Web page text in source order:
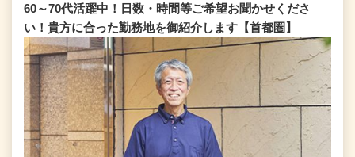
60～70代活躍中！日数・時間等ご希望お聞かせくださ
い！貴方に合った勤務地を御紹介します【首都圏】